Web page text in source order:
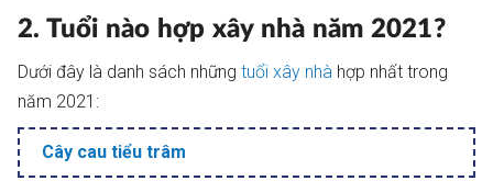
2. Tuổi nào hợp xây nhà năm 2021?
Dưới đây là danh sách những tuổi xây nhà hợp nhất trong
năm 2021:
Cây cau tiểu trâm